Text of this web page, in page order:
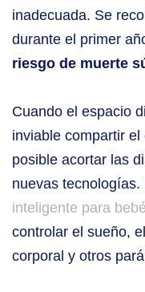
inadecuada. Se
durante el primer
riesgo de muerte
Cuando el espacio
inviable compartir
posible acortar las
nuevas tecnologías.
inteligente para
controlar el sueño,
corporal y otros